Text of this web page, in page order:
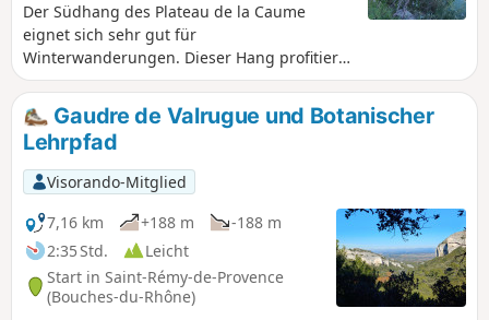
Der Südhang des Plateau de la Caume
eignet sich sehr gut für
Winterwanderungen. Dieser Hang profitiert
von der späten Sonneneinstrahlung und
bietet Schutz vor dem ziemlich kalten
Mistral, nachdem man einen Teil der
Bergkämme vom Montagne des Deux Trous
aus entlanggewandert ist. (Achtung) Diese
Route verläuft entlang der Grenze des per
Präfekturbeschluss geschützten Biotops der
Caume.
Gaudre de Valrugue und Botanischer
Lehrpfad
Visorando-Mitglied
7,16 km
+188 m
-188 m
2:35 Std.
Leicht
Start in Saint-Rémy-de-Provence
(Bouches-du-Rhône)